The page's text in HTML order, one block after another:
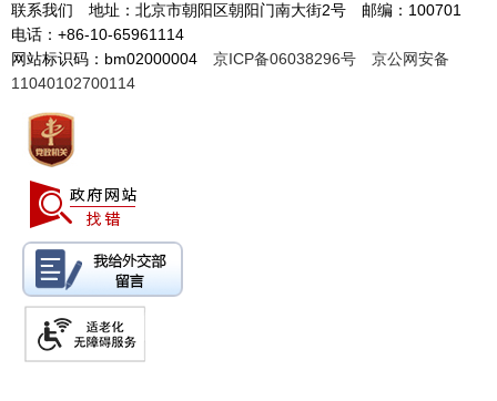
联系我们 地址：北京市朝阳区朝阳门南大街2号 邮编：100701
电话：+86-10-65961114
网站标识码：bm02000004 京ICP备06038296号
京公网安备
11040102700114